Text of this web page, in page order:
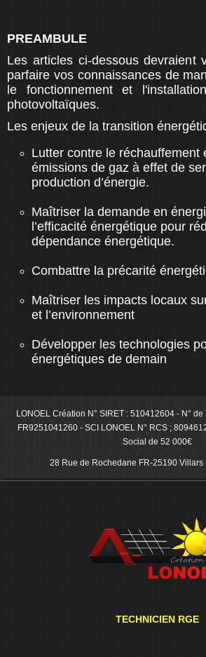
PREAMBULE
Les articles ci-dessous devraient
parfaire vos connaissances de
le fonctionnement et
photovoltaïques.
Les enjeux de la transition
Lutter contre le réchauffement
émissions de gaz à effet de
production d’énergie.
Maîtriser la demande en
l’efficacité énergétique pour
dépendance énergétique.
Combattre la précarité
Maîtriser les impacts locaux
et l’environnement
Développer les technologies
énergétiques de demain
LONOEL Création N° SIRET : 510412604 - N°
FR9251041260 - SCI LONOEL N° RCS ;
Social de 52 000€
28 Rue de Rochedane FR-25190 Villars
TECHNICIEN RGE